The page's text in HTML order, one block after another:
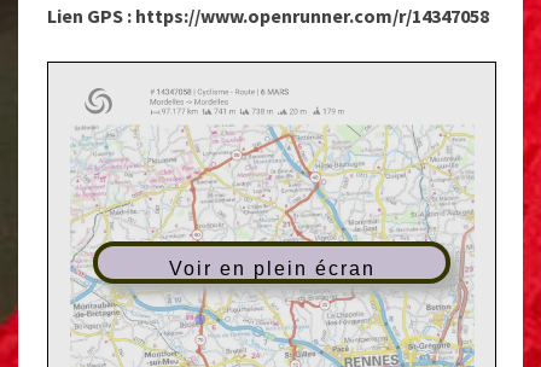
Lien GPS : https://www.openrunner.com/r/14347058
Voir en plein écran